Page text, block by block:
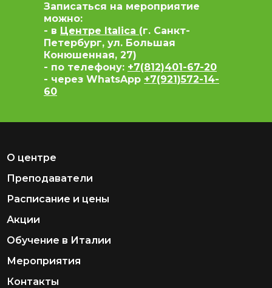
Записаться на мероприятие
можно:
- в Центре Italica (г. Санкт-
Петербург, ул. Большая
Конюшенная, 27)
- по телефону: +7(812)401-67-20
- через WhatsApp +7(921)572-14-
60
О центре
Преподаватели
Расписание и цены
Акции
Обучение в Италии
Мероприятия
Контакты